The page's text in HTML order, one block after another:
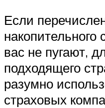
Если
накопительного
вас не пугают,
подходящего
разумно
страховых